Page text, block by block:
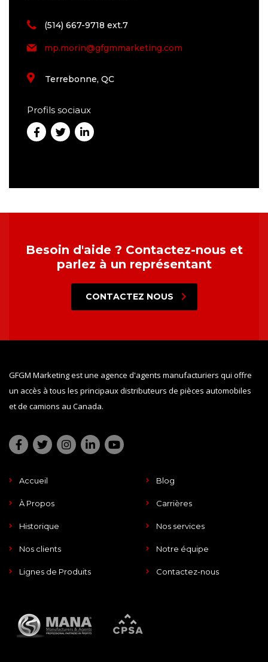
(514) 667-9718 ext.7
mp.morin@gfgmmarketing.com
Terrebonne, QC
Profils sociaux
Besoin d'aide ? Contactez-nous et
parlez à un représentant
CONTACTEZ NOUS
GFGM Marketing est une agence d'agents manufacturiers qui offre
un accès à tous les principaux distributeurs de pièces automobiles
et de camions au Canada.
Accueil Blog
À Propos Carrières
Historique Nos services
Nos clients Notre équipe
Lignes de Produits Contactez-nous